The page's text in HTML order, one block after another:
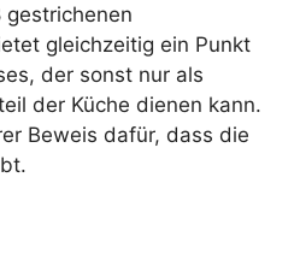
gestrichenen
gleichzeitig ein Punkt
der sonst nur als
der Küche dienen kann.
Beweis dafür, dass die